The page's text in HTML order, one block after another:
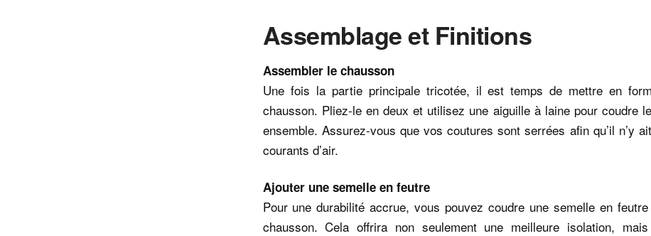
Assemblage et Finitions
Assembler le chausson
Une fois la partie principale tricotée, il est temps de mettre en
chausson. Pliez-le en deux et utilisez une aiguille à laine pour coudre
ensemble. Assurez-vous que vos coutures sont serrées afin qu’il n’y
courants d’air.
Ajouter une semelle en feutre
Pour une durabilité accrue, vous pouvez coudre une semelle en
chausson. Cela offrira non seulement une meilleure isolation,